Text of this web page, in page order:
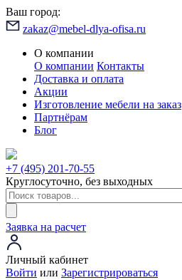
Ваш город:
zakaz@mebel-dlya-ofisa.ru
О компании
О компании Контакты
Доставка и оплата
Акции
Изготовление мебели на заказ
Партнёрам
Блог
+7 (495) 201-70-55
Круглосуточно, без выходных
Заявка на расчет
Личный кабинет
Войти или Зарегистрироваться